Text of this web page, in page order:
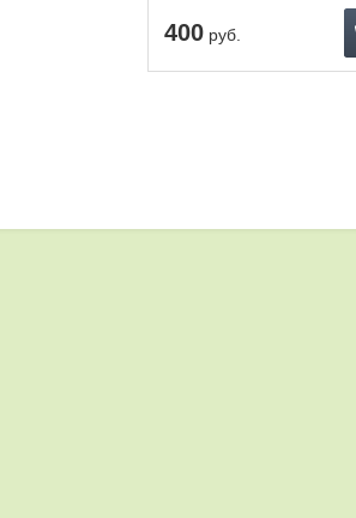
400 руб.